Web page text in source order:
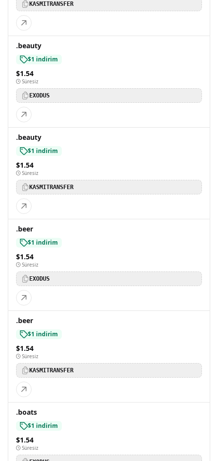
KASMITRANSFER
.beauty
$1 indirim
$1.54
Süresiz
EXODUS
.beauty
$1 indirim
$1.54
Süresiz
KASMITRANSFER
.beer
$1 indirim
$1.54
Süresiz
EXODUS
.beer
$1 indirim
$1.54
Süresiz
KASMITRANSFER
.boats
$1 indirim
$1.54
Süresiz